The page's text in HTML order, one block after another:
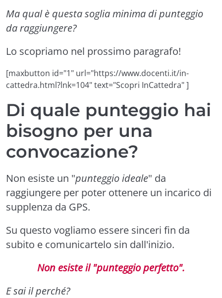
Ma qual è questa soglia minima di punteggio
da raggiungere?
Lo scopriamo nel prossimo paragrafo!
[maxbutton id="1" url="https://www.docenti.it/in-
cattedra.html?lnk=104" text="Scopri InCattedra" ]
Di quale punteggio hai
bisogno per una
convocazione?
Non esiste un "punteggio ideale" da
raggiungere per poter ottenere un incarico di
supplenza da GPS.
Su questo vogliamo essere sinceri fin da
subito e comunicartelo sin dall'inizio.
Non esiste il "punteggio perfetto".
E sai il perché?